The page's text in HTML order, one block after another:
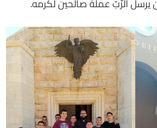
الرّبّ عملة صالحين لكرمه.